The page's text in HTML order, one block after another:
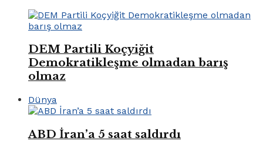
DEM Partili Koçyiğit
Demokratikleşme olmadan barış
olmaz
Dünya
ABD İran’a 5 saat saldırdı